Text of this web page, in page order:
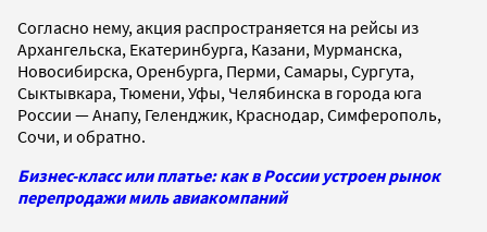
Согласно нему, акция распространяется на рейсы из
Архангельска, Екатеринбурга, Казани, Мурманска,
Новосибирска, Оренбурга, Перми, Самары, Сургута,
Сыктывкара, Тюмени, Уфы, Челябинска в города юга
России — Анапу, Геленджик, Краснодар, Симферополь,
Сочи, и обратно.
Бизнес-класс или платье: как в России устроен рынок
перепродажи миль авиакомпаний